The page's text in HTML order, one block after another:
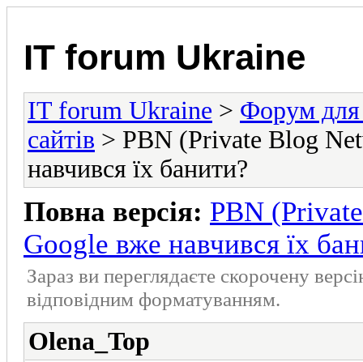
IT forum Ukraine
IT forum Ukraine > Форум для
сайтів > PBN (Private Blog
навчився їх банити?
Повна версія: PBN
Google вже навчився їх
Зараз ви переглядаєте скорочену
відповідним форматуванням.
Olena_Top